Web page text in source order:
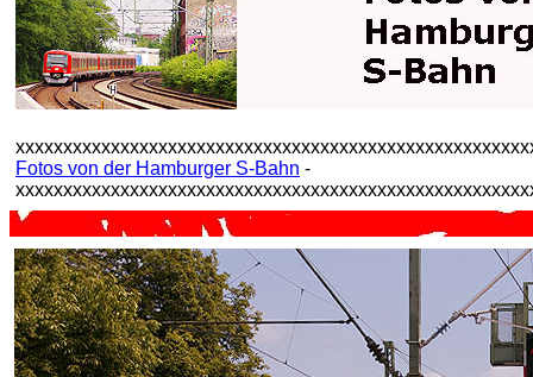
Fotos von der Hamburger S-Bahn -